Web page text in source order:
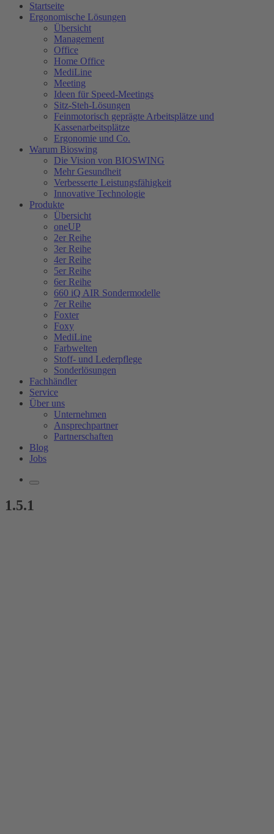
Startseite
Ergonomische Lösungen
Übersicht
Management
Office
Home Office
MediLine
Meeting
Ideen für Speed-Meetings
Sitz-Steh-Lösungen
Feinmotorisch geprägte Arbeitsplätze und
Kassenarbeitsplätze
Ergonomie und Co.
Warum Bioswing
Die Vision von BIOSWING
Mehr Gesundheit
Verbesserte Leistungsfähigkeit
Innovative Technologie
Produkte
Übersicht
oneUP
2er Reihe
3er Reihe
4er Reihe
5er Reihe
6er Reihe
660 iQ AIR Sondermodelle
7er Reihe
Foxter
Foxy
MediLine
Farbwelten
Stoff- und Lederpflege
Sonderlösungen
Fachhändler
Service
Über uns
Unternehmen
Ansprechpartner
Partnerschaften
Blog
Jobs
1.5.1